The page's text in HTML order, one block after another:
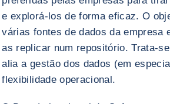
e explorá-los de forma eficaz. O
várias fontes de dados da empresa
as replicar num repositório. Trata-
alia a gestão dos dados (em
flexibilidade operacional.